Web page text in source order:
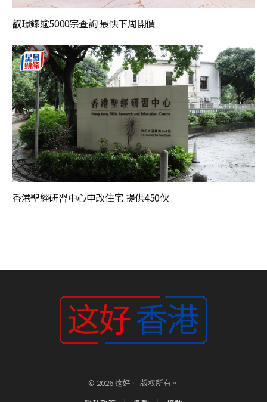
叡璟錄逾5000宗查詢 最快下周開價
香港聖經研習中心申改住宅 提供450伙
© 2026 这好。 版权所有。